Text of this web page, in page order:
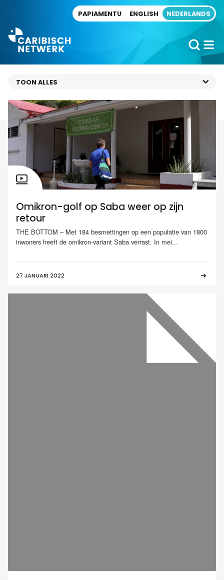
PAPIAMENTU ENGLISH NEDERLANDS
Omikron-golf op Saba weer op zijn
retour
THE BOTTOM – Met 184 besmettingen op een populatie van 1800
inwoners heeft de omikron-variant Saba verrast. In mei...
27 JANUARI 2022